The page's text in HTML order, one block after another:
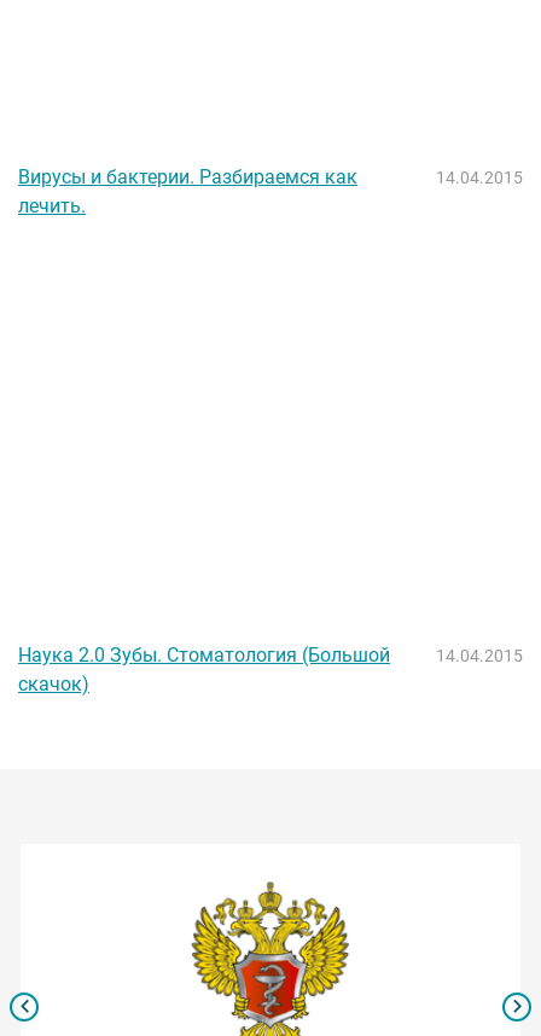
Вирусы и бактерии. Разбираемся как
лечить.
14.04.2015
Наука 2.0 Зубы. Стоматология (Большой
скачок)
14.04.2015